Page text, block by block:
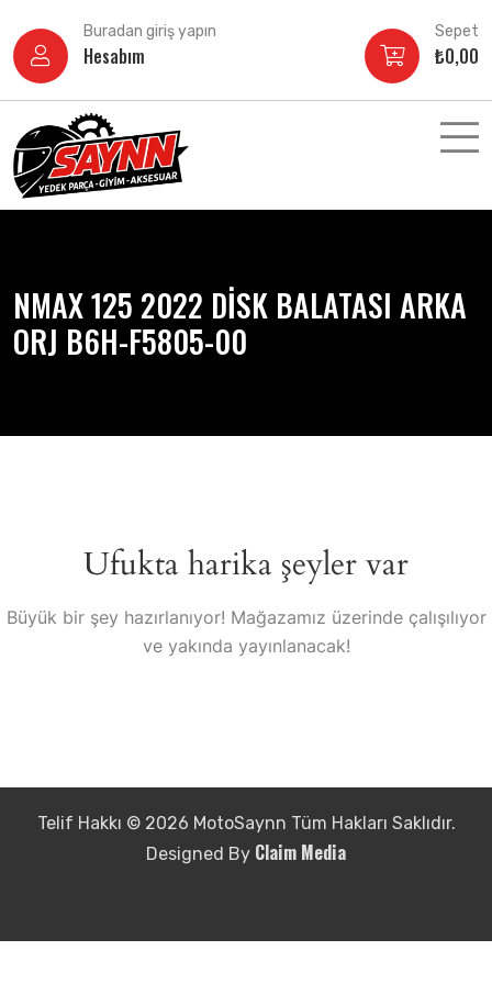
atla
Buradan giriş yapın
Hesabım
Sepet
₺0,00
NMAX 125 2022 DİSK BALATASI ARKA
ORJ B6H-F5805-00
Ufukta harika şeyler var
Büyük bir şey hazırlanıyor! Mağazamız üzerinde çalışılıyor
ve yakında yayınlanacak!
Telif Hakkı © 2026 MotoSaynn Tüm Hakları Saklıdır.
Designed By Claim Media